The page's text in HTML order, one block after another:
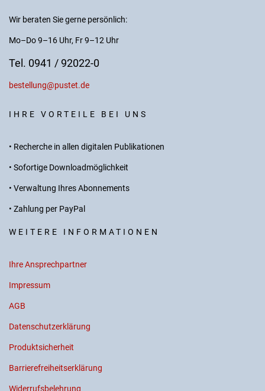
Wir beraten Sie gerne persönlich:
Mo–Do 9–16 Uhr, Fr 9–12 Uhr
Tel. 0941 / 92022-0
bestellung@pustet.de
IHRE VORTEILE BEI UNS
• Recherche in allen digitalen Publikationen
• Sofortige Downloadmöglichkeit
• Verwaltung Ihres Abonnements
• Zahlung per PayPal
WEITERE INFORMATIONEN
Ihre Ansprechpartner
Impressum
AGB
Datenschutzerklärung
Produktsicherheit
Barrierefreiheitserklärung